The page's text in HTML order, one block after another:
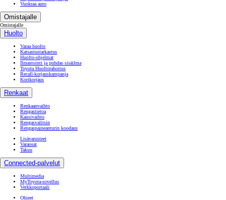
Vuokraa auto
Omistajalle
Omistajalle
Huolto
Varaa huolto
Katsastustarkastus
Huolto-ohjelmat
Ilmastointi ja puhdas sisäilma
Toyota Huoltorahoitus
Recall-korjauskampanja
Korikorjaus
Renkaat
Renkaanvaihto
Rengastietoa
Kausivaihto
Rengasvalitsin
Rengaspaineanturin koodaus
Lisävarusteet
Varaosat
Takuu
Connected-palvelut
Multimedia
MyToyota-sovellus
Verkkoportaali
Ohjeet